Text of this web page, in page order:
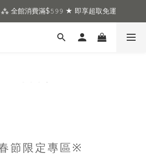
全館消費滿$𝟻𝟿𝟿 ★ 即享超取免運
節限定專區※